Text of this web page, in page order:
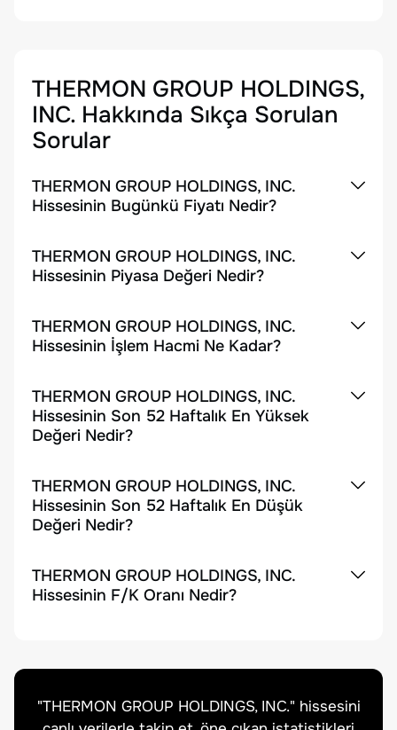
THERMON GROUP HOLDINGS,
INC. Hakkında Sıkça Sorulan
Sorular
THERMON GROUP HOLDINGS, INC.
Hissesinin Bugünkü Fiyatı Nedir?
THERMON GROUP HOLDINGS, INC.
Hissesinin Piyasa Değeri Nedir?
THERMON GROUP HOLDINGS, INC.
Hissesinin İşlem Hacmi Ne Kadar?
THERMON GROUP HOLDINGS, INC.
Hissesinin Son 52 Haftalık En Yüksek
Değeri Nedir?
THERMON GROUP HOLDINGS, INC.
Hissesinin Son 52 Haftalık En Düşük
Değeri Nedir?
THERMON GROUP HOLDINGS, INC.
Hissesinin F/K Oranı Nedir?
"THERMON GROUP HOLDINGS, INC." hissesini